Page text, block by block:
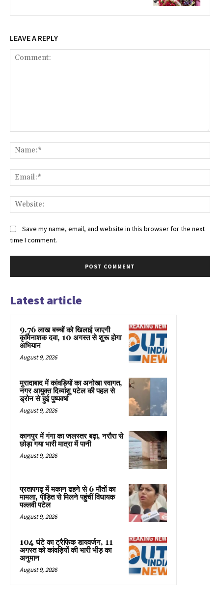
LEAVE A REPLY
Save my name, email, and website in this browser for the next
time I comment.
Latest article
9.76 लाख बच्चों को खिलाई जाएगी
कृमिनाशक दवा, 10 अगस्त से शुरू होगा
अभियान
August 9, 2026
मुरादाबाद में कांवड़ियों का अनोखा स्वागत,
नगर आयुक्त दिव्यांशु पटेल की पहल से
ड्रोन से हुई पुष्पवर्षा
August 9, 2026
कानपुर में गंगा का जलस्तर बढ़ा, नरौरा से
छोड़ा गया भारी मात्रा में पानी
August 9, 2026
प्रतापगढ़ में मकान ढहने से 6 मौतों का
मामला, पीड़ित से मिलने पहुंचीं विधायक
पल्लवी पटेल
August 9, 2026
104 घंटे का ट्रैफिक डायवर्जन, 11
अगस्त को कांवड़ियों की भारी भीड़ का
अनुमान
August 9, 2026